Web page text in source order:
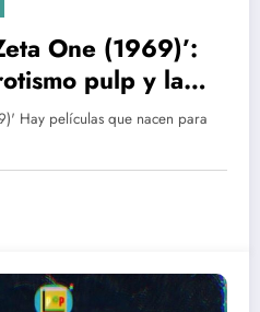
One (1969)’:
pulp y la
se coló por la
Hay películas que nacen para